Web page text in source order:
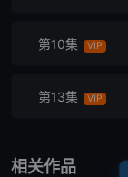
第10集 VIP
第13集 VIP
相关作品